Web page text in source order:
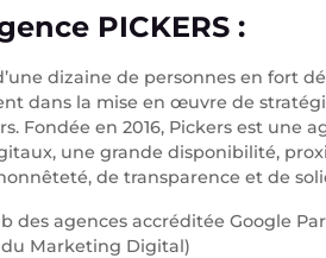
PICKERS :
dizaine de personnes en fort
dans la mise en œuvre de
Fondée en 2016, Pickers est une
une grande disponibilité,
de transparence et de
des agences accréditée Google
Marketing Digital)